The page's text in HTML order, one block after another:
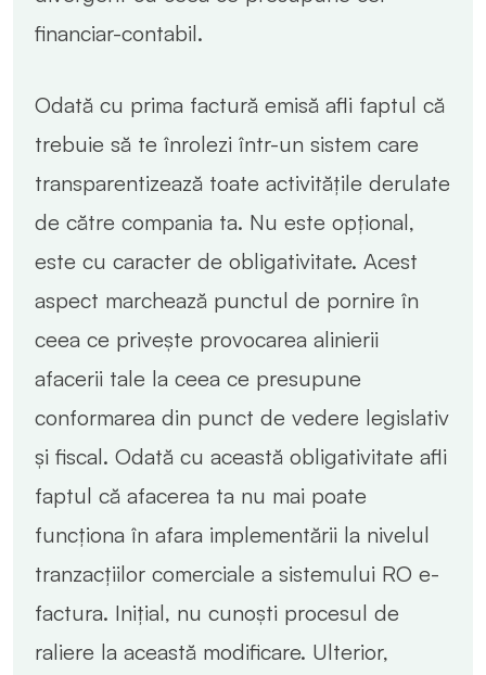
financiar-contabil.
Odată cu prima factură emisă afli faptul că
trebuie să te înrolezi într-un sistem care
transparentizează toate activitățile derulate
de către compania ta. Nu este opțional,
este cu caracter de obligativitate. Acest
aspect marchează punctul de pornire în
ceea ce privește provocarea alinierii
afacerii tale la ceea ce presupune
conformarea din punct de vedere legislativ
și fiscal. Odată cu această obligativitate afli
faptul că afacerea ta nu mai poate
funcționa în afara implementării la nivelul
tranzacțiilor comerciale a sistemului RO e-
factura. Inițial, nu cunoști procesul de
raliere la această modificare. Ulterior,